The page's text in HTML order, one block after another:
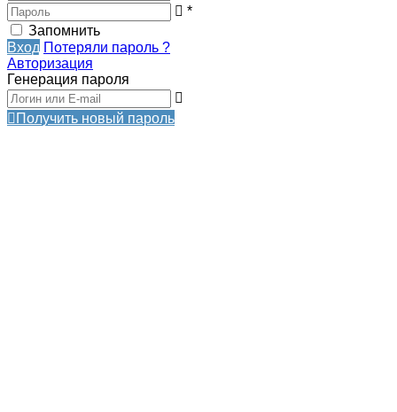
*
Запомнить
Вход Потеряли пароль ?
Авторизация
Генерация пароля
Получить новый пароль